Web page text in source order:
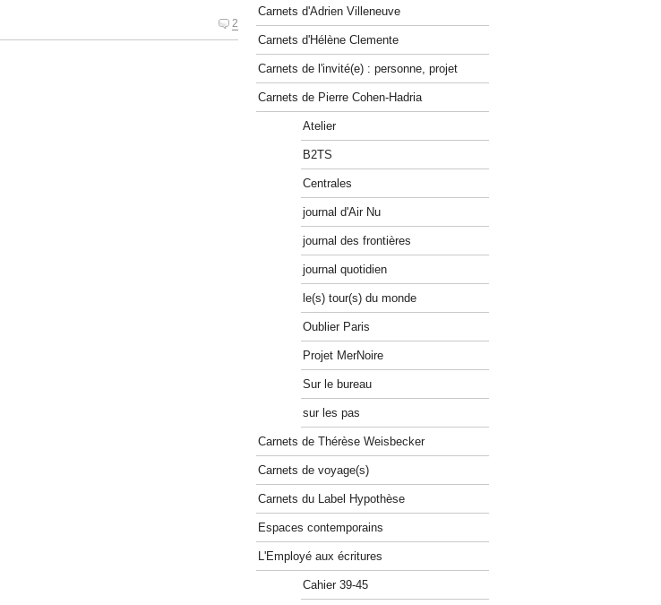
2
Carnets d'Adrien Villeneuve
Carnets d'Hélène Clemente
Carnets de l'invité(e) : personne, projet
Carnets de Pierre Cohen-Hadria
Atelier
B2TS
Centrales
journal d'Air Nu
journal des frontières
journal quotidien
le(s) tour(s) du monde
Oublier Paris
Projet MerNoire
Sur le bureau
sur les pas
Carnets de Thérèse Weisbecker
Carnets de voyage(s)
Carnets du Label Hypothèse
Espaces contemporains
L'Employé aux écritures
Cahier 39-45